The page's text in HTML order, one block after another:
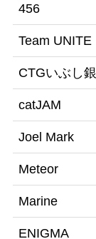
456
Team UNITE
CTGいぶし銀
catJAM
Joel Mark
Meteor
Marine
ENIGMA